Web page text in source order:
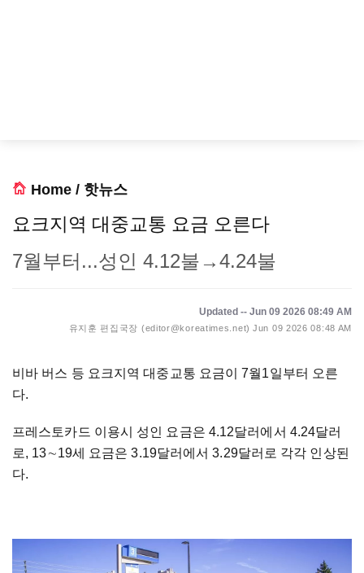
Home / 핫뉴스
요크지역 대중교통 요금 오른다
7월부터...성인 4.12불→4.24불
Updated -- Jun 09 2026 08:49 AM
유지훈 편집국장 (editor@koreatimes.net) Jun 09 2026 08:48 AM
비바 버스 등 요크지역 대중교통 요금이 7월1일부터 오른
다.
프레스토카드 이용시 성인 요금은 4.12달러에서 4.24달러
로, 13∼19세 요금은 3.19달러에서 3.29달러로 각각 인상된
다.